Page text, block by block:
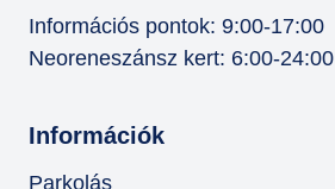
Információs pontok: 9:00-17:00
Neoreneszánsz kert: 6:00-24:00
Információk
Parkolás